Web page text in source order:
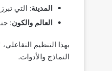
المدينة: التي
العالم والكون:
بهذا التنظيم
النماذج والأدوات.